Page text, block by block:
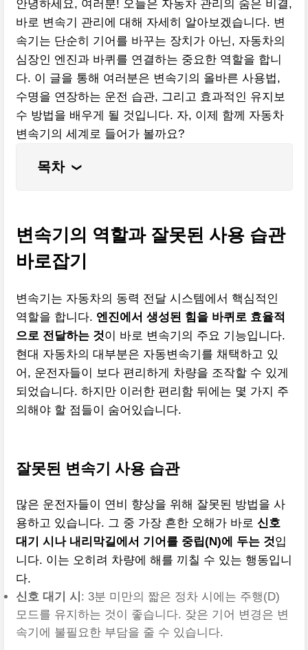
안녕하세요, 여러분! 오늘은 자동차 관리의 숨은 비결,
바로 변속기 관리에 대해 자세히 알아보겠습니다. 변
속기는 단순히 기어를 바꾸는 장치가 아닌, 자동차의
심장인 엔진과 바퀴를 연결하는 중요한 역할을 합니
다. 이 글을 통해 여러분은 변속기의 올바른 사용법,
수명을 연장하는 운전 습관, 그리고 효과적인 유지보
수 방법을 배우게 될 것입니다. 자, 이제 함께 자동차
변속기의 세계로 들어가 볼까요?
목차 ❮
변속기의 역할과 잘못된 사용 습관
바로잡기
변속기는 자동차의 동력 전달 시스템에서 핵심적인
역할을 합니다. 엔진에서 생성된 힘을 바퀴로 효율적
으로 전달하는 것이 바로 변속기의 주요 기능입니다.
현대 자동차의 대부분은 자동변속기를 채택하고 있
어, 운전자들이 보다 편리하게 차량을 조작할 수 있게
되었습니다. 하지만 이러한 편리함 뒤에는 몇 가지 주
의해야 할 점들이 숨어있습니다.
잘못된 변속기 사용 습관
많은 운전자들이 연비 향상을 위해 잘못된 방법을 사
용하고 있습니다. 그 중 가장 흔한 오해가 바로 신호
대기 시나 내리막길에서 기어를 중립(N)에 두는 것입
니다. 이는 오히려 차량에 해를 끼칠 수 있는 행동입니
다.
신호 대기 시 : 3분 미만의 짧은 정차 시에는 주행(D)
모드를 유지하는 것이 좋습니다. 잦은 기어 변경은 변
속기에 불필요한 부담을 줄 수 있습니다.